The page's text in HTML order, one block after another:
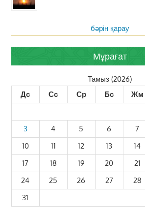
бәрін қарау
Мұрағат
Тамыз (2026)
Дс
Сс Ср Бс Жм
3
4 5 6 7
10
11 12 13 14
17
18 19 20 21
24
25 26 27 28
31